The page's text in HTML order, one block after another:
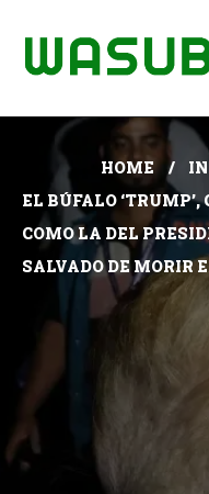
HOME
EL BÚFALO
COMO LA DEL
SALVADO DE MORIR